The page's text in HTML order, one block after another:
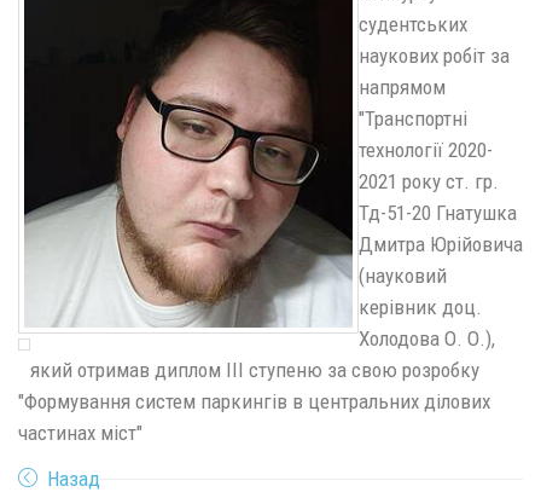
судентських
наукових робіт за
напрямом
"Транспортні
технології 2020-
2021 року ст. гр.
Тд-51-20 Гнатушка
Дмитра Юрійовича
(науковий
керівник доц.
Холодова О. О.),
який отримав диплом III ступеню за свою розробку
"Формування систем паркингів в центральних ділових
частинах міст"
Назад